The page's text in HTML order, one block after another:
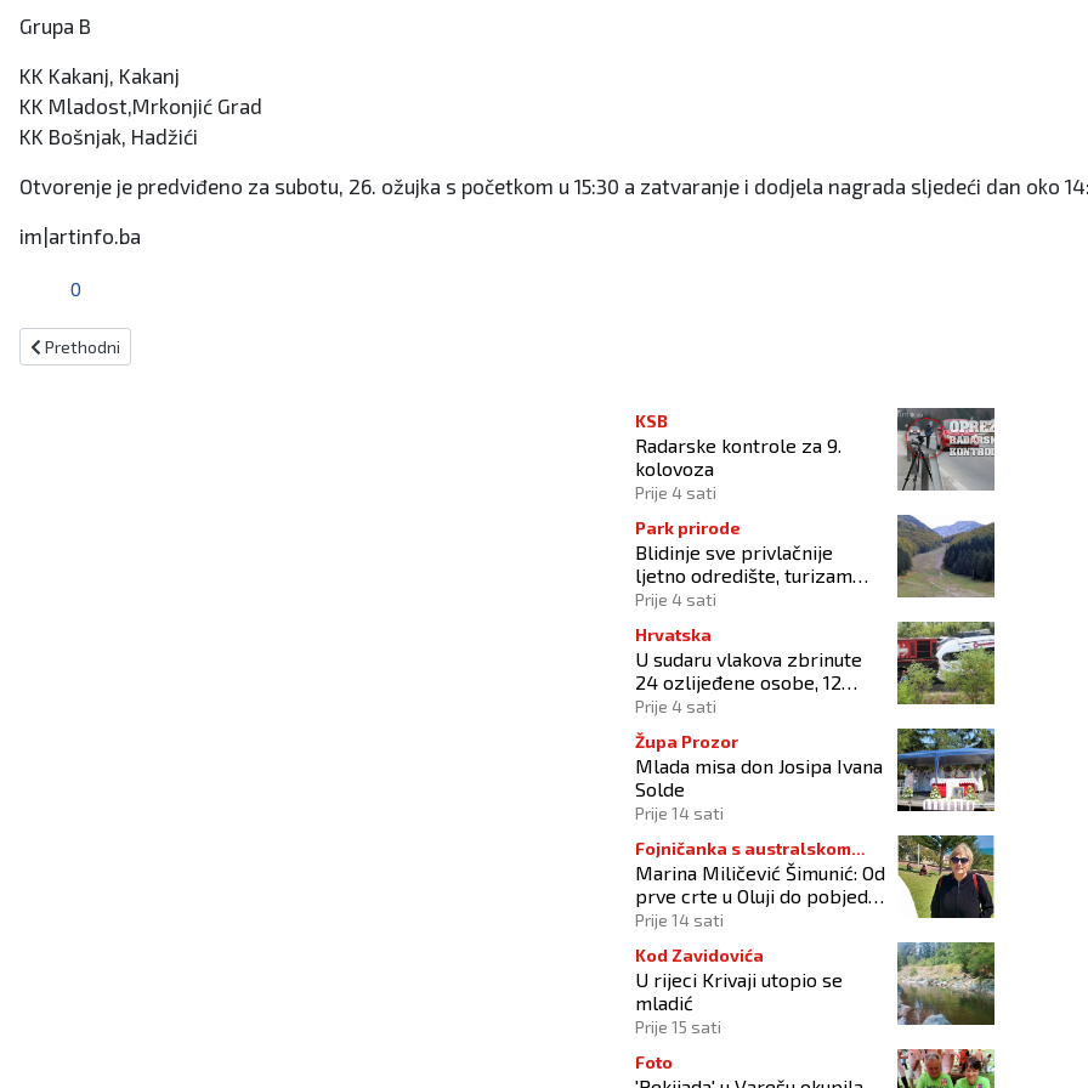
Grupa B
KK Kakanj, Kakanj
KK Mladost,Mrkonjić Grad
KK Bošnjak, Hadžići
Otvorenje je predviđeno za subotu, 26. ožujka s početkom u 15:30 a zatvaranje i dodjela nagrada sljedeći dan oko
im|artinfo.ba
0
Prethodni članak: Hrvatska nogometna reprezentacija se vraća na HRT
Prethodni
KSB
Radarske kontrole za 9.
kolovoza
Prije 4 sati
Park prirode
Blidinje sve privlačnije
ljetno odredište, turizam
raste uz izazove očuvanja
Prije 4 sati
Hrvatska
U sudaru vlakova zbrinute
24 ozlijeđene osobe, 12
zadržano na liječenju
Prije 4 sati
Župa Prozor
Mlada misa don Josipa Ivana
Solde
Prije 14 sati
Fojničanka s australskom
adresom
Marina Miličević Šimunić: Od
prve crte u Oluji do pobjede
nad vlastitim „olujama“
Prije 14 sati
Kod Zavidovića
U rijeci Krivaji utopio se
mladić
Prije 15 sati
Foto